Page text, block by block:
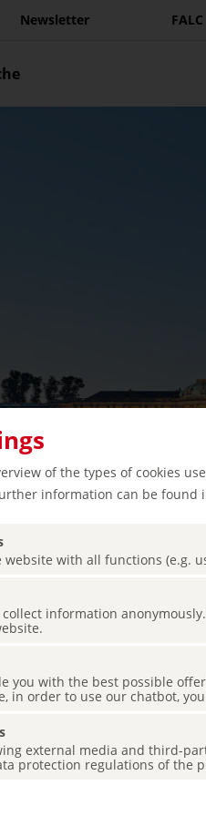
of the types of cookies
information can be found
website with all functions (e.g.
collect information
you with the best possible
in order to use our chatbot,
external media and third-
protection regulations of the
Newsletter FALC
: